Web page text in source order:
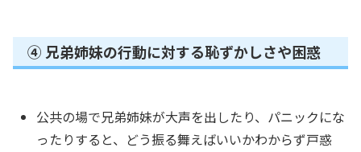
④ 兄弟姉妹の行動に対する恥ずかしさや困惑
公共の場で兄弟姉妹が大声を出したり、パニックにな
ったりすると、どう振る舞えばいいかわからず戸惑